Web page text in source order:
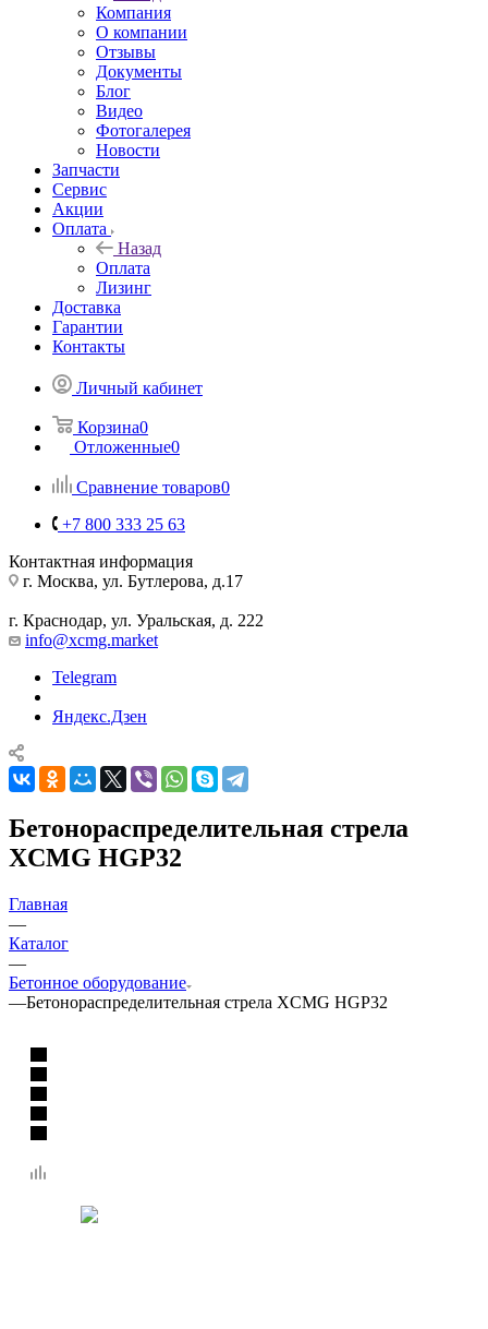
Компания
О компании
Отзывы
Документы
Блог
Видео
Фотогалерея
Новости
Запчасти
Сервис
Акции
Оплата
Назад
Оплата
Лизинг
Доставка
Гарантии
Контакты
Личный кабинет
Корзина0
Отложенные0
Сравнение товаров0
+7 800 333 25 63
Контактная информация
г. Москва, ул. Бутлерова, д.17
г. Краснодар, ул. Уральская, д. 222
info@xcmg.market
Telegram
Яндекс.Дзен
Бетонораспределительная стрела
XCMG HGP32
Главная
—
Каталог
—
Бетонное оборудование
—Бетонораспределительная стрела XCMG HGP32